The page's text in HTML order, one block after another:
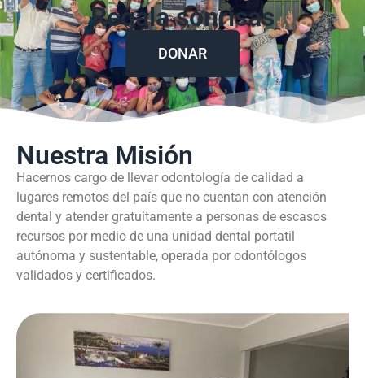
Regala sonrisas
DONAR
Nuestra Misión
Hacernos cargo de llevar odontología de calidad a
lugares remotos del país que no cuentan con atención
dental y atender gratuitamente a personas de escasos
recursos por medio de una unidad dental portatil
autónoma y sustentable, operada por odontólogos
validados y certificados.